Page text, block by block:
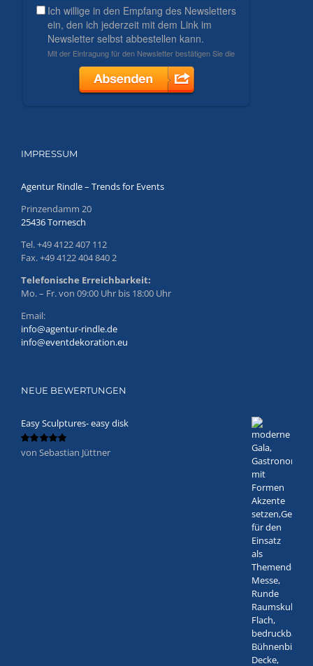
IMPRESSUM
Agentur Rindle – Trends for Events
Prinzendamm 20
25436 Tornesch
Tel. +49 4122 407 112
Fax. +49 4122 404 840 2
Telefonische Erreichbarkeit:
Mo. – Fr. von 09:00 Uhr bis 18:00 Uhr
Email:
info@agentur-rindle.de
info@eventdekoration.eu
NEUE BEWERTUNGEN
Easy Sculptures- easy disk
Bewertet
von Sebastian Jüttner